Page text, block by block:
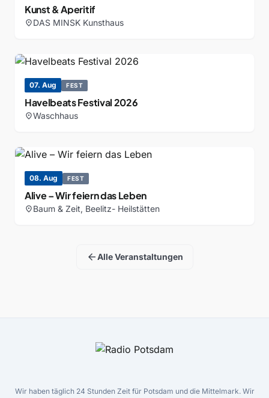
Kunst & Aperitif
location_onDAS MINSK Kunsthaus
07. Aug FEST
Havelbeats Festival 2026
location_onWaschhaus
08. Aug FEST
Alive – Wir feiern das Leben
location_onBaum & Zeit, Beelitz- Heilstätten
arrow_backAlle Veranstaltungen
Wir haben täglich 24 Stunden Zeit für Potsdam und die Mittelmark. Wir